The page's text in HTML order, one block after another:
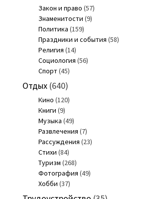
Закон и право (57)
Знаменитости (9)
Политика (159)
Праздники и события (58)
Религия (14)
Социология (56)
Спорт(45)
Отдых(640)
Кино (120)
Книги (9)
Музыка (49)
Развлечения (7)
Рассуждения (23)
Стихи (84)
Туризм (268)
Фотография (49)
Хобби (37)